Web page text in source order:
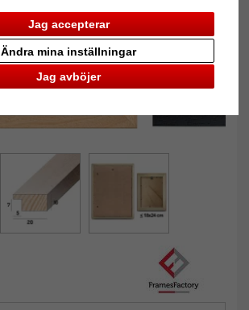
Jag accepterar
Jag avböjer
Ändra mina inställningar